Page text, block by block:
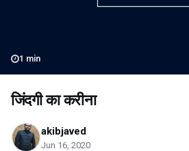
1 min
जिंदगी का करीना
akibjaved
Jun 16, 2020